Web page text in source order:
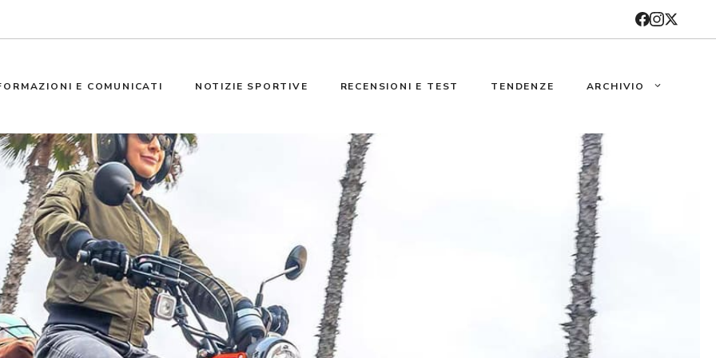
E COMUNICATI NOTIZIE SPORTIVE RECENSIONI E TEST TENDENZE ARCHIVIO